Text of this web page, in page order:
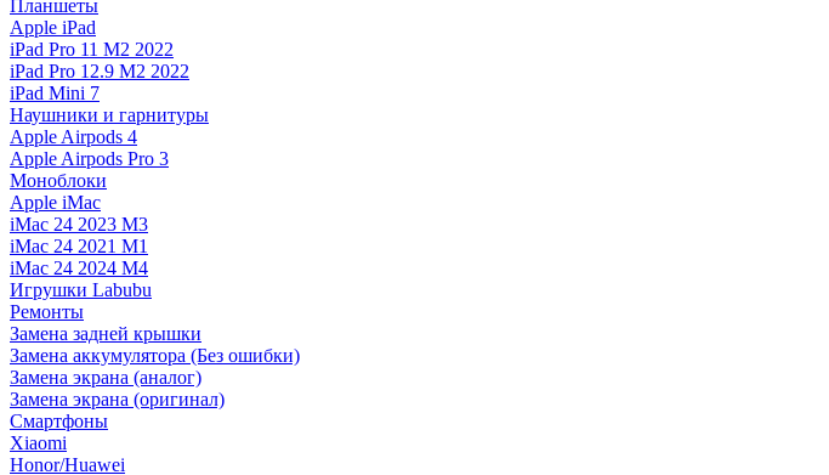
Планшеты
Apple iPad
iPad Pro 11 M2 2022
iPad Pro 12.9 M2 2022
iPad Mini 7
Наушники и гарнитуры
Apple Airpods 4
Apple Airpods Pro 3
Моноблоки
Apple iMac
iMac 24 2023 M3
iMac 24 2021 M1
iMac 24 2024 M4
Игрушки Labubu
Ремонты
Замена задней крышки
Замена аккумулятора (Без ошибки)
Замена экрана (аналог)
Замена экрана (оригинал)
Смартфоны
Xiaomi
Honor/Huawei